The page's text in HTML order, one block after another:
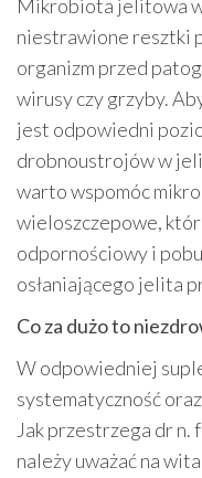
Mikrobiota jelitowa
niestrawione resztki
organizm przed
wirusy czy grzyby.
jest odpowiedni
drobnoustrojów w
warto wspomóc
wieloszczepowe,
odpornościowy i
osłaniającego jelita
Co za dużo to
W odpowiedniej
systematyczność
Jak przestrzega dr n.
należy uważać na